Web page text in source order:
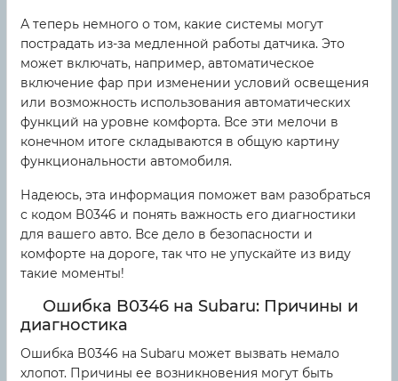
А теперь немного о том, какие системы могут
пострадать из-за медленной работы датчика. Это
может включать, например, автоматическое
включение фар при изменении условий освещения
или возможность использования автоматических
функций на уровне комфорта. Все эти мелочи в
конечном итоге складываются в общую картину
функциональности автомобиля.
Надеюсь, эта информация поможет вам разобраться
с кодом B0346 и понять важность его диагностики
для вашего авто. Все дело в безопасности и
комфорте на дороге, так что не упускайте из виду
такие моменты!
Ошибка B0346 на Subaru: Причины и
диагностика
Ошибка B0346 на Subaru может вызвать немало
хлопот. Причины ее возникновения могут быть